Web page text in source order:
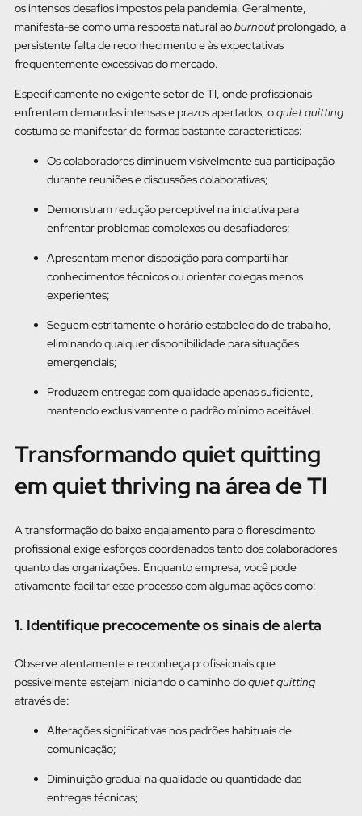
os intensos desafios impostos pela pandemia. Geralmente,
manifesta-se como uma resposta natural aoburnoutprolongado, à
persistente falta de reconhecimento e às expectativas
frequentemente excessivas do mercado.
Especificamente no exigente setor de TI, onde profissionais
enfrentam demandas intensas e prazos apertados, oquiet quitting
costuma se manifestar de formas bastante características:
Os colaboradores diminuem visivelmente sua participação
durante reuniões e discussões colaborativas;
Demonstram redução perceptível na iniciativa para
enfrentar problemas complexos ou desafiadores;
Apresentam menor disposição para compartilhar
conhecimentos técnicos ou orientar colegas menos
experientes;
Seguem estritamente o horário estabelecido de trabalho,
eliminando qualquer disponibilidade para situações
emergenciais;
Produzem entregas com qualidade apenas suficiente,
mantendo exclusivamente o padrão mínimo aceitável.
Transformando quiet quitting
em quiet thriving na área de TI
A transformação do baixo engajamento para o florescimento
profissional exige esforços coordenados tanto dos colaboradores
quanto das organizações. Enquanto empresa, você pode
ativamente facilitar esse processo com algumas ações como:
1. Identifique precocemente os sinais de alerta
Observe atentamente e reconheça profissionais que
possivelmente estejam iniciando o caminho doquiet quitting
através de:
Alterações significativas nos padrões habituais de
comunicação;
Diminuição gradual na qualidade ou quantidade das
entregas técnicas;